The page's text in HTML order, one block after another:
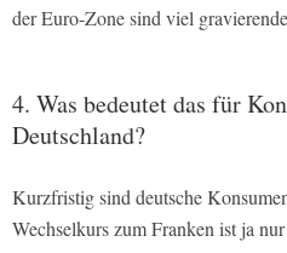
der Euro-Zone sind viel
4. Was bedeutet das für
Deutschland?
Kurzfristig sind deutsche
Wechselkurs zum Franken ist ja